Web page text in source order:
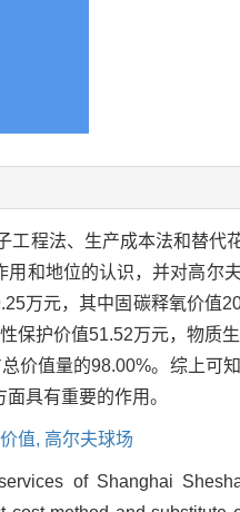
工程法、生产成本法和替代
用和地位的认识，并对高尔
万元，其中固碳释氧价值
保护价值51.52万元，物质
价值量的98.00%。综上可
具有重要的作用。
价值, 高尔夫球场
of Shanghai